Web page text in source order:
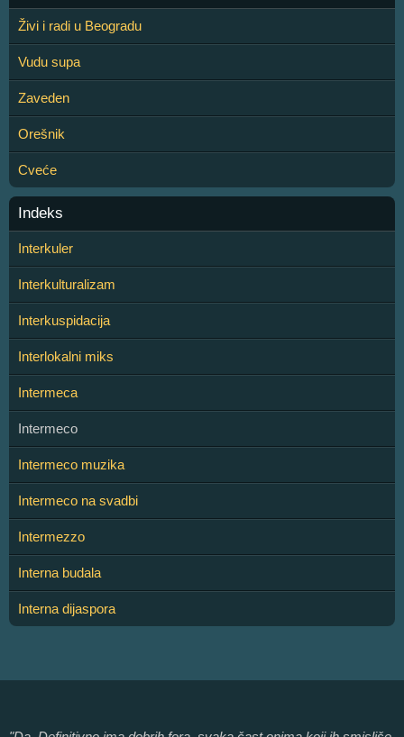
Živi i radi u Beogradu
Vudu supa
Zaveden
Orešnik
Cveće
Indeks
Interkuler
Interkulturalizam
Interkuspidacija
Interlokalni miks
Intermeca
Intermeco
Intermeco muzika
Intermeco na svadbi
Intermezzo
Interna budala
Interna dijaspora